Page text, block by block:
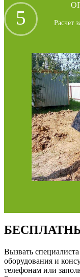
5
Расчет
Вызвать
оборудования и
телефонам или